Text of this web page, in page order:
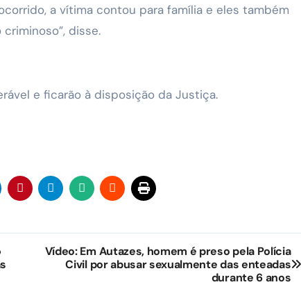
a vítima contou para família e eles também
disse.
e ficarão à disposição da Justiça.
Vídeo: Em Autazes, homem é preso pela Polícia
Civil por abusar sexualmente das enteadas
durante 6 anos